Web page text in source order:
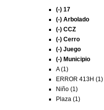
(-) 17
(-) Arbolado
(-) CCZ
(-) Cerro
(-) Juego
(-) Municipio
A (1)
ERROR 413H (1)
Niño (1)
Plaza (1)